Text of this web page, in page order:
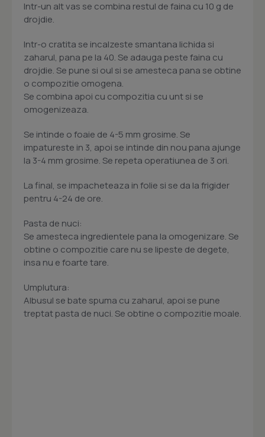
Intr-un alt vas se combina restul de faina cu 10 g de
drojdie.
Intr-o cratita se incalzeste smantana lichida si
zaharul, pana pe la 40. Se adauga peste faina cu
drojdie. Se pune si oul si se amesteca pana se obtine
o compozitie omogena.
Se combina apoi cu compozitia cu unt si se
omogenizeaza.
Se intinde o foaie de 4-5 mm grosime. Se
impatureste in 3, apoi se intinde din nou pana ajunge
la 3-4 mm grosime. Se repeta operatiunea de 3 ori.
La final, se impacheteaza in folie si se da la frigider
pentru 4-24 de ore.
Pasta de nuci:
Se amesteca ingredientele pana la omogenizare. Se
obtine o compozitie care nu se lipeste de degete,
insa nu e foarte tare.
Umplutura:
Albusul se bate spuma cu zaharul, apoi se pune
treptat pasta de nuci. Se obtine o compozitie moale.